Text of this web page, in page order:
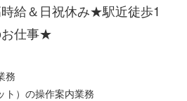
給＆日祝休み★駅近徒歩1
お仕事★
務
ト）の操作案内業務